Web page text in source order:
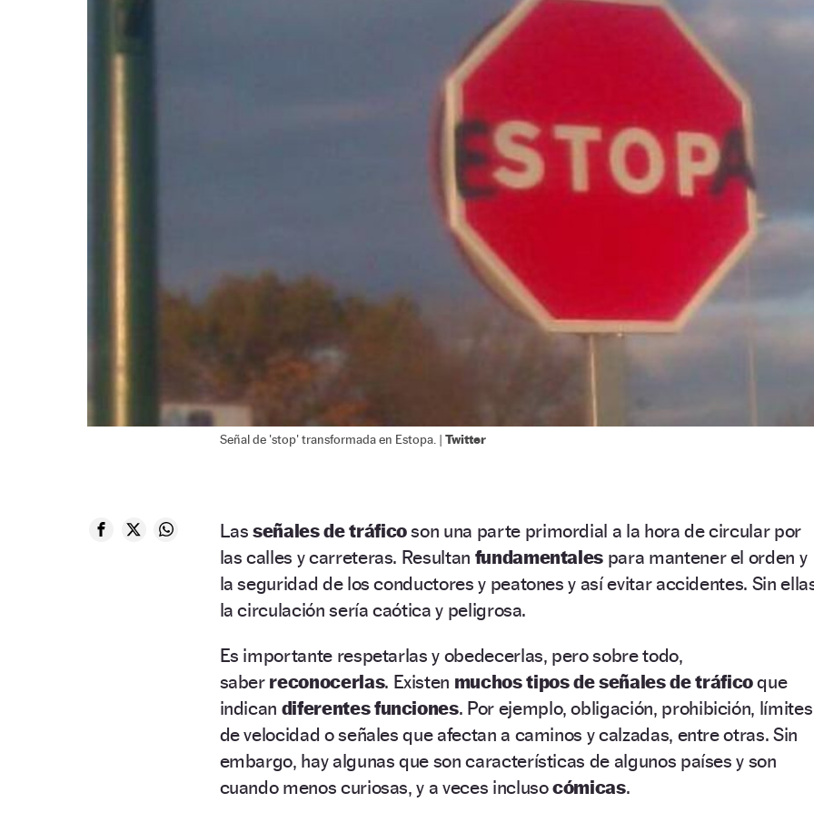
Señal de 'stop' transformada en Estopa. | Twitter
Lasseñales de tráficoson una parte primordial a la hora de circular por
las calles y carreteras. Resultan fundamentales para mantener el orden y
la seguridad de los conductores y peatones y así evitar accidentes. Sin
la circulación sería caótica y peligrosa.
Es importante respetarlas y obedecerlas, pero sobre todo,
saber reconocerlas. Existen muchos tipos de señales de tráficoque
indican diferentes funciones. Por ejemplo, obligación, prohibición, límites
de velocidad o señales que afectan a caminos y calzadas, entre otras. Sin
embargo, hay algunas que son características de algunos países y son
cuando menos curiosas, y a veces inclusocómicas.